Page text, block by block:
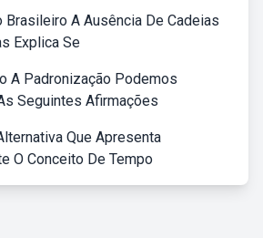
Brasileiro A Ausência De Cadeias
Explica Se
A Padronização Podemos
Seguintes Afirmações
Que Apresenta
O Conceito De Tempo